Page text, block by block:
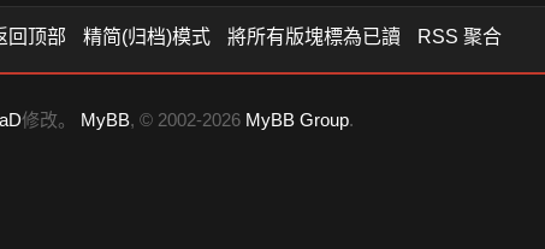
回顶部 精简(归档)模式 將所有版塊標為已讀 RSS 聚合
修改。 MyBB, © 2002-2026 MyBB Group.